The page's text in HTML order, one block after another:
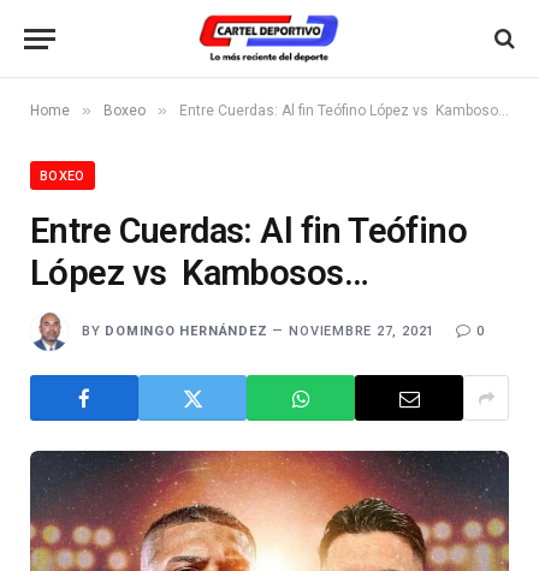
Home » Boxeo » Entre Cuerdas: Al fin Teófino López vs Kambosos…
BOXEO
Entre Cuerdas: Al fin Teófino
López vs Kambosos…
BY DOMINGO HERNÁNDEZ NOVIEMBRE 27, 2021 0